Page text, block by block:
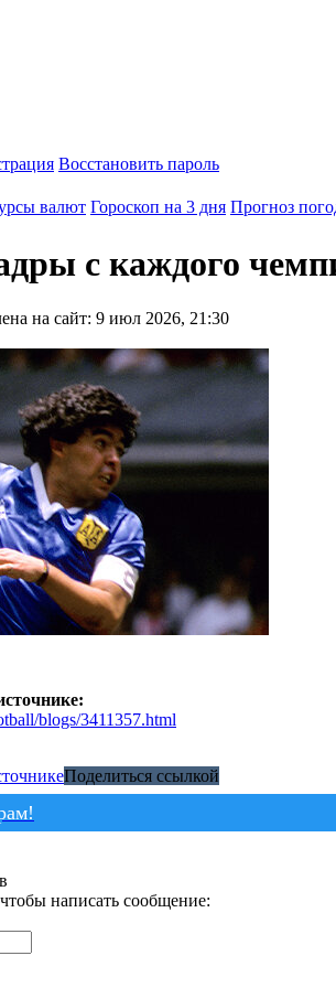
Восстановить пароль
валют Гороскоп на 3 дня Прогноз
с каждого
на сайт: 9 июл 2026, 21:30
blogs/3411357.html
Поделиться ссылкой
написать сообщение: